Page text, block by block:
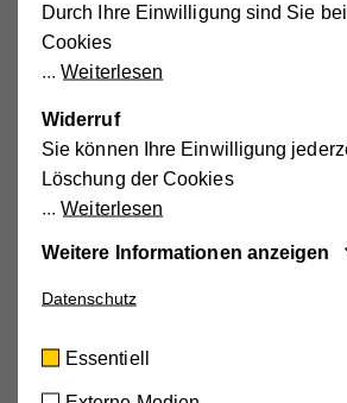
Das sollten Sie bei der
beachten
Bestimmte Nahrungsmittel
manchen Personen deutliche Wirkung
Durch Ihre Einwilligung sind Sie
Cookies
Weiterlesen
Widerruf
Sie können Ihre Einwilligung
Löschung der Cookies
Weiterlesen
Essentiell
zugrundeliegenden Vorgänge
unterstützen wichtige Funktionen
Weitere Informationen anzeigen
Datenschutz
Essentiell